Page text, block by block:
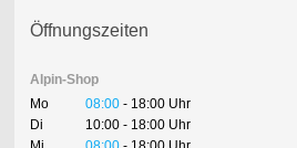
Öffnungszeiten
Alpin-Shop
Mo
08:00 - 18:00 Uhr
Di
10:00 - 18:00 Uhr